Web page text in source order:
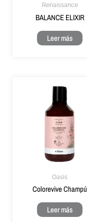
Renaissance
BALANCE ELIXIR
Leer más
Oasis
Colorevive Champú
Leer más